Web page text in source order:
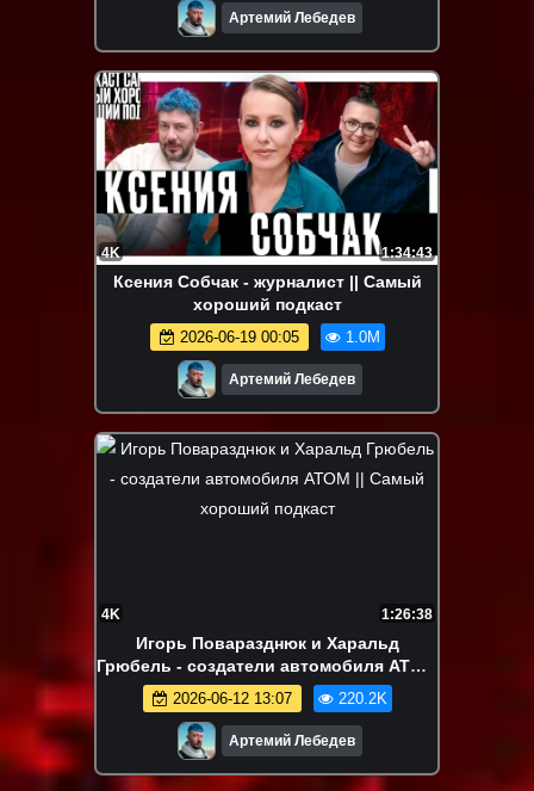
Артемий Лебедев
4K 1:34:43
Ксения Собчак - журналист || Самый
хороший подкаст
2026-06-19 00:05 1.0M
Артемий Лебедев
4K 1:26:38
Игорь Поваразднюк и Харальд
Грюбель - создатели автомобиля АТОМ
|| Самый хороший подкаст
2026-06-12 13:07 220.2K
Артемий Лебедев